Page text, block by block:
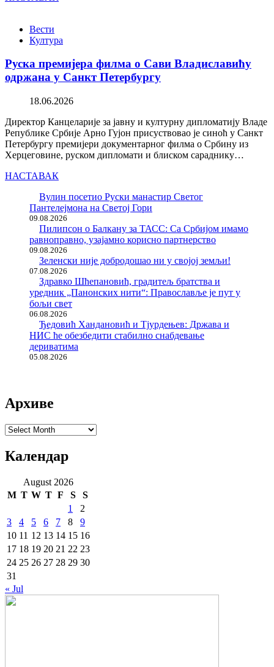
Вести
Култура
Руска премијера филма о Сави Владиславићу
одржана у Санкт Петербургу
18.06.2026
Директор Канцеларије за јавну и културну дипломатију Владе
Републике Србије Арно Гујон присуствовао је синоћ у Санкт
Петербургу премијери документарног филма о Србину из
Херцеговине, руском дипломати и блиском сараднику…
НАСТАВАК
Вулин посетио Руски манастир Светог
Пантелејмона на Светој Гори
09.08.2026
Пилипсон о Балкану за ТАСС: Са Србијом имамо
равноправно, узајамно корисно партнерство
09.08.2026
Зеленски није добродошао ни у својој земљи!
07.08.2026
Здравко Шћепановић, градитељ братства и
уредник „Панонских нити“: Православље је пут у
бољи свет
06.08.2026
Ђедовић Хандановић и Тјурдењев: Држава и
НИС ће обезбедити стабилно снабдевање
дериватима
05.08.2026
Архиве
Архиве
Календар
August 2026
M T W T F S
S
1
2
3
4 5 6 7 8
9
10 11 12 13 14 15 16
17 18 19 20 21 22 23
24 25 26 27 28 29 30
31
« Jul